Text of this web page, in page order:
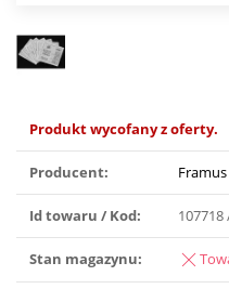
Produkt wycofany z oferty.
Producent: Framus
Id towaru / Kod: 107718
Stan magazynu: